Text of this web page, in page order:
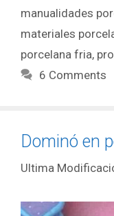
manualidades
materiales
porcelana fria,
6 Comments
Dominó en